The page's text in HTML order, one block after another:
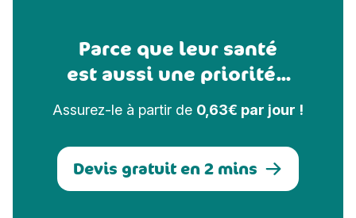
Parce que leur santé
est aussi une priorité...
Assurez-le à partir de 0,63€ par jour !
Devis gratuit en 2 mins